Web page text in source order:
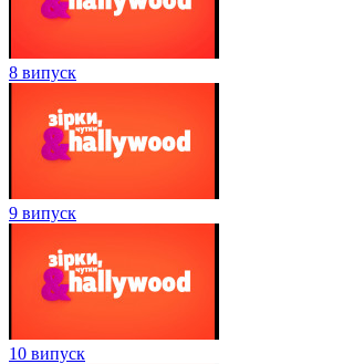
8 випуск
9 випуск
10 випуск